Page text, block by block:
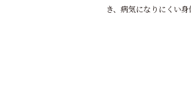
き、病気になりにくい身